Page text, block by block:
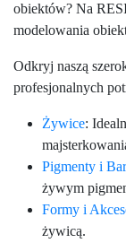
obiektów? Na
modelowania
Odkryj naszą
profesjonalnych
Żywice:
Pigmenty i
żywym
Formy i
żywicą.